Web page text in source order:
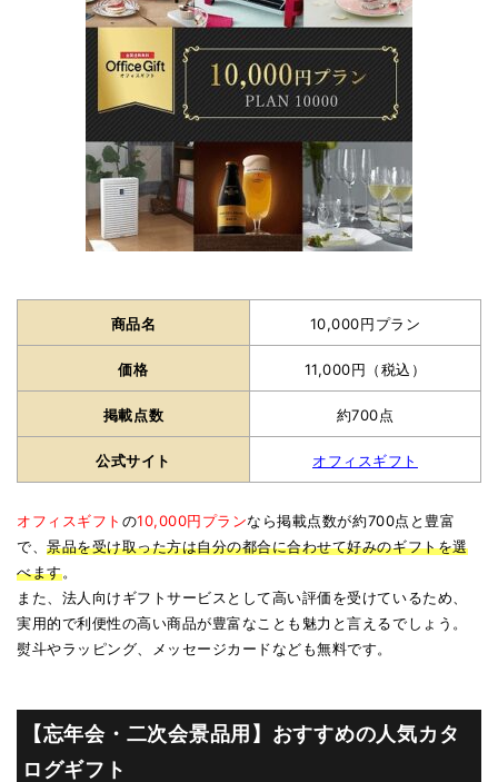
商品名 10,000円プラン
価格 11,000円（税込）
掲載点数 約700点
公式サイト オフィスギフト
オフィスギフト の10,000円プランなら掲載点数が約700点と豊富
で、景品を受け取った方は自分の都合に合わせて好みのギフトを選
べます。
また、法人向けギフトサービスとして高い評価を受けているため、
実用的で利便性の高い商品が豊富なことも魅力と言えるでしょう。
熨斗やラッピング、メッセージカードなども無料です。
【忘年会・二次会景品用】おすすめの人気カタ
ログギフト